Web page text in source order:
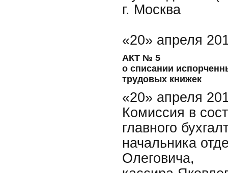
г. Москва
«20» апреля
АКТ № 5
о списании
трудовых книжек
«20» апреля
Комиссия в
главного
начальника
Олеговича,